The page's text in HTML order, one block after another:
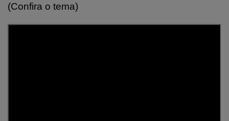
(Confira o tema)